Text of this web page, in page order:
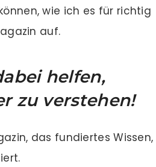
wie ich es für richtig
auf.
helfen,
zu verstehen!
das fundiertes Wissen,